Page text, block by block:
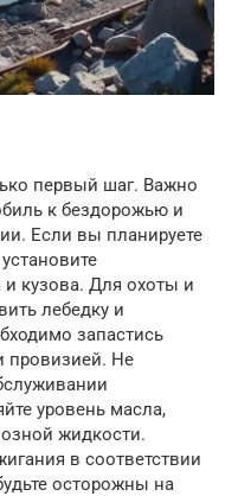
первый шаг. Важно
к бездорожью и
Если вы планируете
кузова. Для охоты и
лебедку и
запастись
провизией. Не
уровень масла,
жидкости.
в соответствии
осторожны на